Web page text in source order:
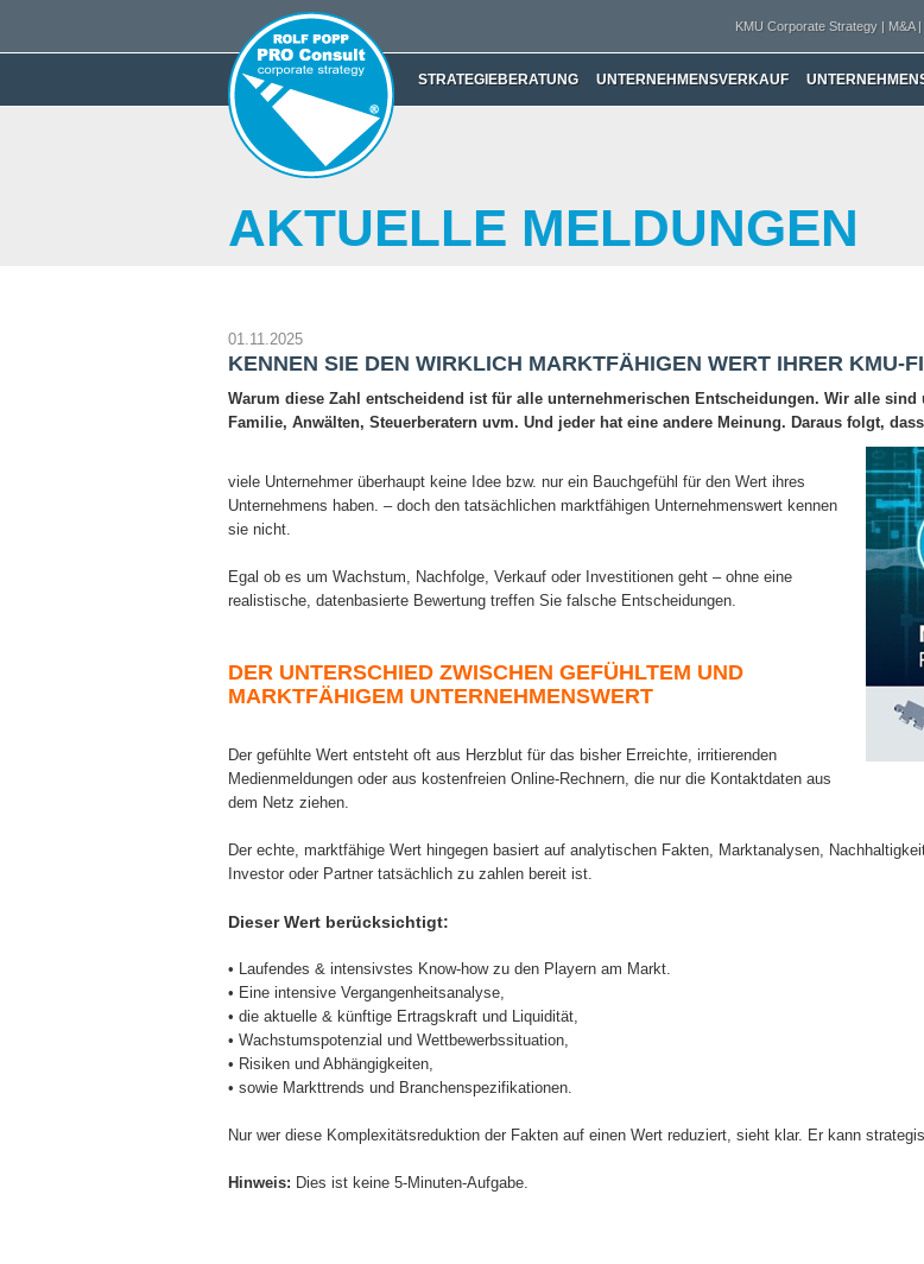
KMU Corporate Strategy | M&A
STRATEGIEBERATUNG UNTERNEHMENSVERKAUF
AKTUELLE MELDUNGEN
01.11.2025
KENNEN SIE DEN WIRKLICH MARKTFÄHIGEN WERT IHRER KMU-
Warum diese Zahl entscheidend ist für alle unternehmerischen Entscheidungen. Wir alle
Familie, Anwälten, Steuerberatern uvm. Und jeder hat eine andere Meinung. Daraus folgt, dass
viele Unternehmer überhaupt keine Idee bzw. nur ein Bauchgefühl für den Wert ihres
Unternehmens haben. – doch den tatsächlichen marktfähigen Unternehmenswert kennen
sie nicht.
Egal ob es um Wachstum, Nachfolge, Verkauf oder Investitionen geht – ohne eine
realistische, datenbasierte Bewertung treffen Sie falsche Entscheidungen.
DER UNTERSCHIED ZWISCHEN GEFÜHLTEM UND
MARKTFÄHIGEM UNTERNEHMENSWERT
Der gefühlte Wert entsteht oft aus Herzblut für das bisher Erreichte, irritierenden
Medienmeldungen oder aus kostenfreien Online-Rechnern, die nur die Kontaktdaten aus
dem Netz ziehen.
Der echte, marktfähige Wert hingegen basiert auf analytischen Fakten, Marktanalysen,
Investor oder Partner tatsächlich zu zahlen bereit ist.
Dieser Wert berücksichtigt:
• Laufendes & intensivstes Know-how zu den Playern am Markt.
• Eine intensive Vergangenheitsanalyse,
• die aktuelle & künftige Ertragskraft und Liquidität,
• Wachstumspotenzial und Wettbewerbssituation,
• Risiken und Abhängigkeiten,
• sowie Markttrends und Branchenspezifikationen.
Nur wer diese Komplexitätsreduktion der Fakten auf einen Wert reduziert, sieht klar. Er kann
Hinweis: Dies ist keine 5-Minuten-Aufgabe.